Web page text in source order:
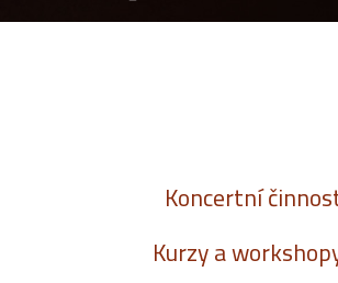
Koncertní
Kurzy a